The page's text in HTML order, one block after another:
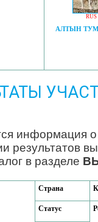
RUS
АЛТЫН
информация
результатов
в разделе
Страна
Статус